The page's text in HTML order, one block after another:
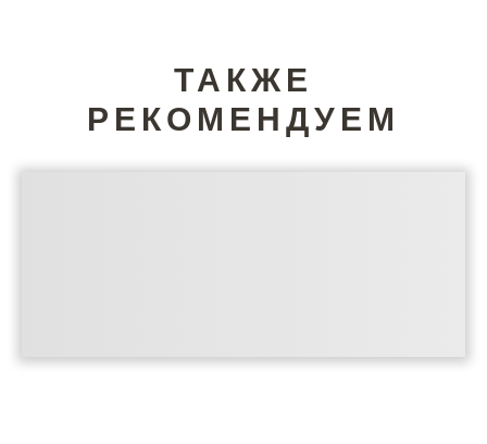
ТАКЖЕ
РЕКОМЕНДУЕМ